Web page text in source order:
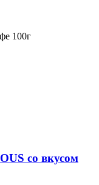
100г
со вкусом